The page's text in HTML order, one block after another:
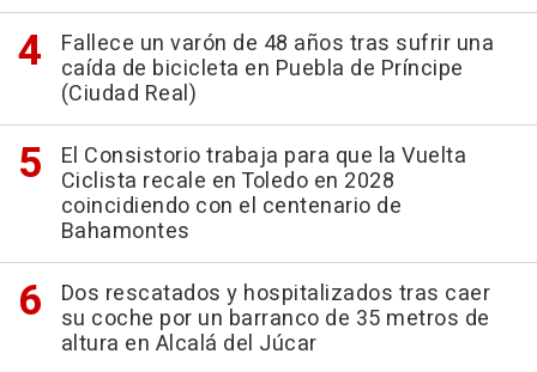
Fallece un varón de 48 años tras sufrir una
caída de bicicleta en Puebla de Príncipe
(Ciudad Real)
El Consistorio trabaja para que la Vuelta
Ciclista recale en Toledo en 2028
coincidiendo con el centenario de
Bahamontes
Dos rescatados y hospitalizados tras caer
su coche por un barranco de 35 metros de
altura en Alcalá del Júcar